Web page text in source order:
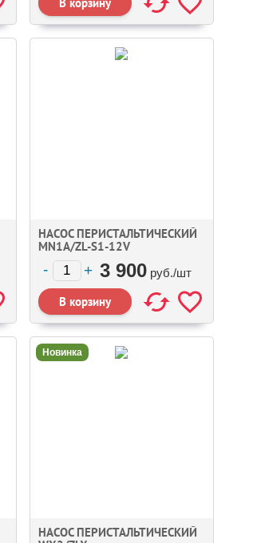
НАСОС ПЕРИСТАЛЬТИЧЕСКИЙ
MN1A/ZL-S1-12V
3 900 руб./шт
Новинка
НАСОС ПЕРИСТАЛЬТИЧЕСКИЙ